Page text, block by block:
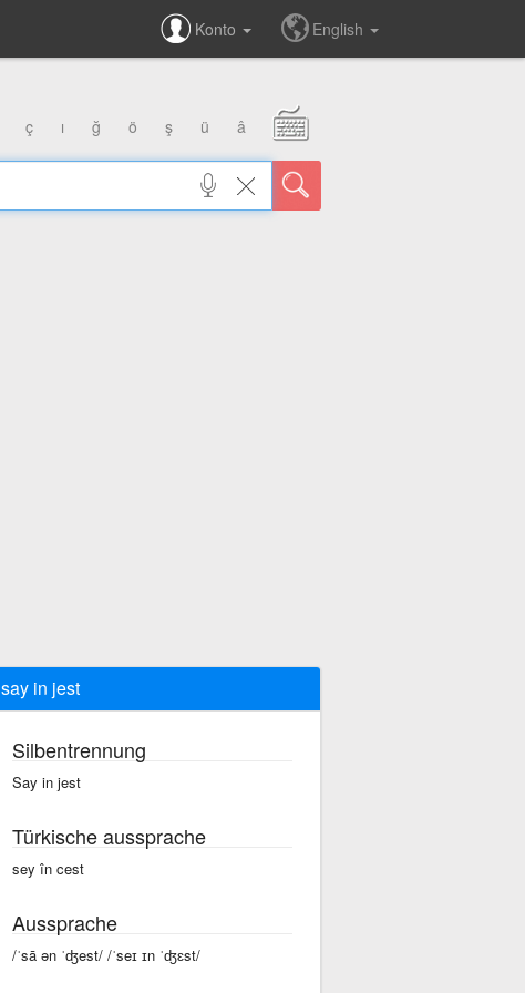
Konto English
ç ı ğ ö ş ü â
say in jest
Silbentrennung
Say in jest
Türkische aussprache
sey în cest
Aussprache
/ˈsā ən ˈʤest/ /ˈseɪ ɪn ˈʤɛst/